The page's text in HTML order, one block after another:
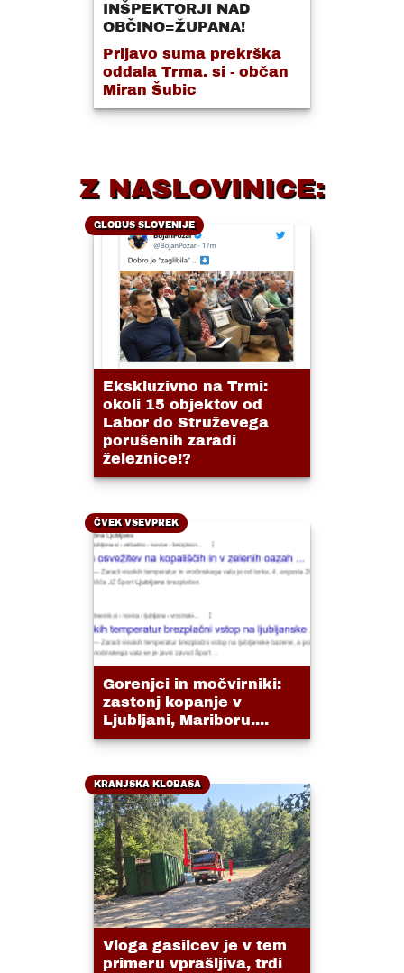
INŠPEKTORJI NAD
OBČINO=ŽUPANA!
Prijavo suma prekrška
oddala Trma. si - občan
Miran Šubic
Z NASLOVINICE:
GLOBUS SLOVENIJE
Ekskluzivno na Trmi:
okoli 15 objektov od
Labor do Struževega
porušenih zaradi
železnice!?
ČVEK VSEVPREK
Gorenjci in močvirniki:
zastonj kopanje v
Ljubljani, Mariboru....
KRANJSKA KLOBASA
Vloga gasilcev je v tem
primeru vprašljiva, trdi